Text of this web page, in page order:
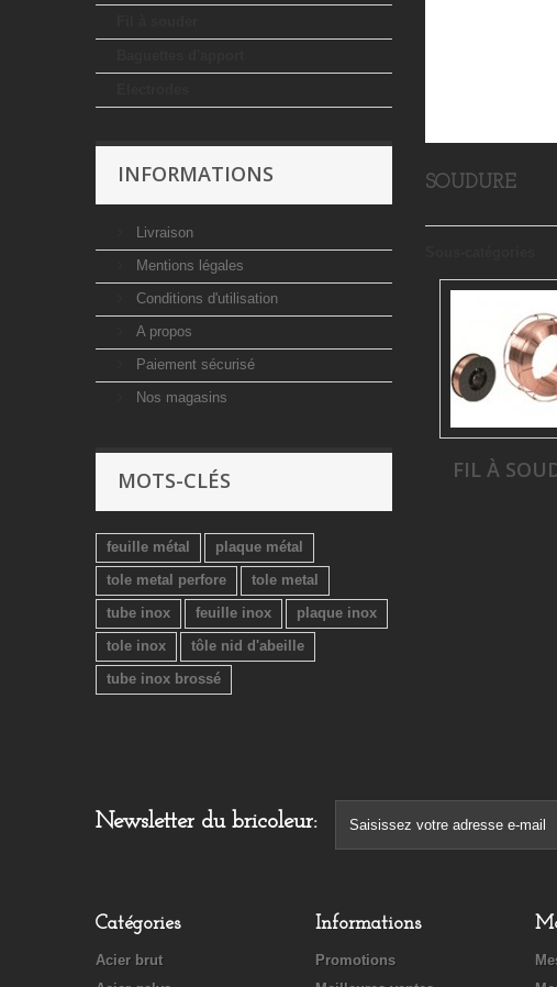
INFORMATIONS
Livraison
Mentions légales
Conditions d'utilisation
A propos
Paiement sécurisé
Nos magasins
MOTS-CLÉS
feuille métal
plaque métal
tole metal perfore
tole metal
tube inox
feuille inox
plaque inox
tole inox
tôle nid d'abeille
tube inox brossé
SOUDURE
FIL À
Newsletter du bricoleur:
Catégories
Acier brut
Informations
Promotions